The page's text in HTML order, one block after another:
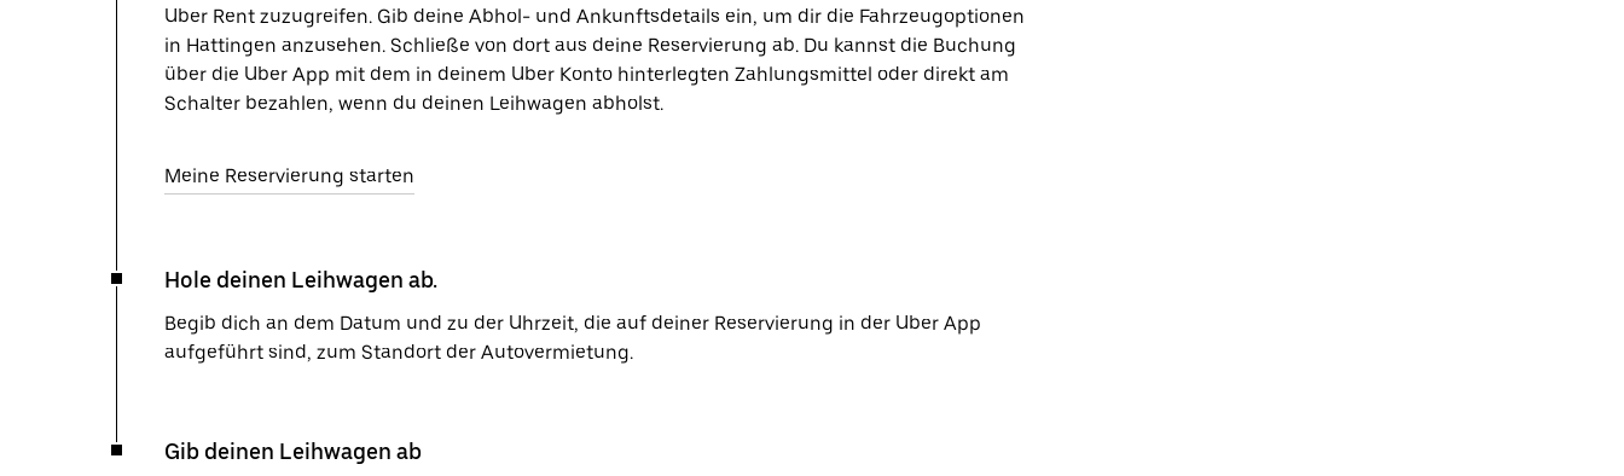
Uber Rent zuzugreifen. Gib deine Abhol- und Ankunftsdetails ein, um dir die Fahrzeugoptionen
in Hattingen anzusehen. Schließe von dort aus deine Reservierung ab. Du kannst die Buchung
über die Uber App mit dem in deinem Uber Konto hinterlegten Zahlungsmittel oder direkt am
Schalter bezahlen, wenn du deinen Leihwagen abholst.
Meine Reservierung starten
Hole deinen Leihwagen ab.
Begib dich an dem Datum und zu der Uhrzeit, die auf deiner Reservierung in der Uber App
aufgeführt sind, zum Standort der Autovermietung.
Gib deinen Leihwagen ab